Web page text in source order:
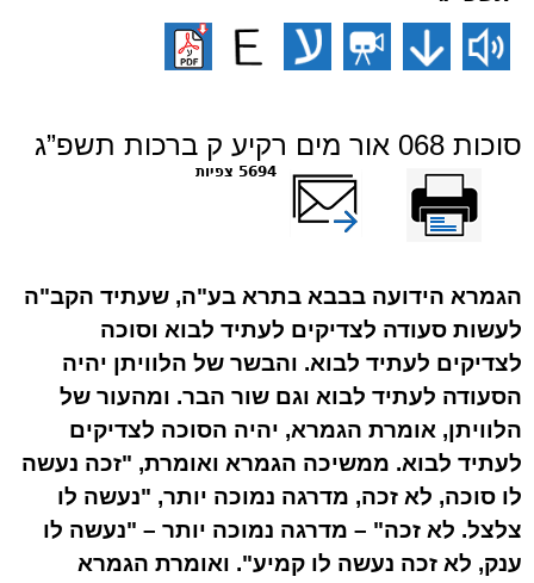
סוכות 068 אור מים רקיע ק ברכות תשפ”ג
5694 צפיות שלח דף במייל
הגמרא הידועה בבבא בתרא בע"ה, שעתיד הקב"ה
לעשות סעודה לצדיקים לעתיד לבוא וסוכה
לצדיקים לעתיד לבוא. והבשר של הלוויתן יהיה
הסעודה לעתיד לבוא וגם שור הבר. ומהעור של
הלוויתן, אומרת הגמרא, יהיה הסוכה לצדיקים
לעתיד לבוא. ממשיכה הגמרא ואומרת, "זכה נעשה
לו סוכה, לא זכה, מדרגה נמוכה יותר, "נעשה לו
צלצל. לא זכה" – מדרגה נמוכה יותר – "נעשה לו
ענק, לא זכה נעשה לו קמיע". ואומרת הגמרא